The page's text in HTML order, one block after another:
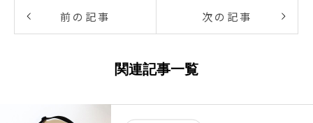
前の記事 次の記事
関連記事一覧